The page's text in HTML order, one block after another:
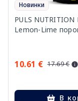
Новинки
PULS
Lemon-Lime
10.61 € 17.69 €
В